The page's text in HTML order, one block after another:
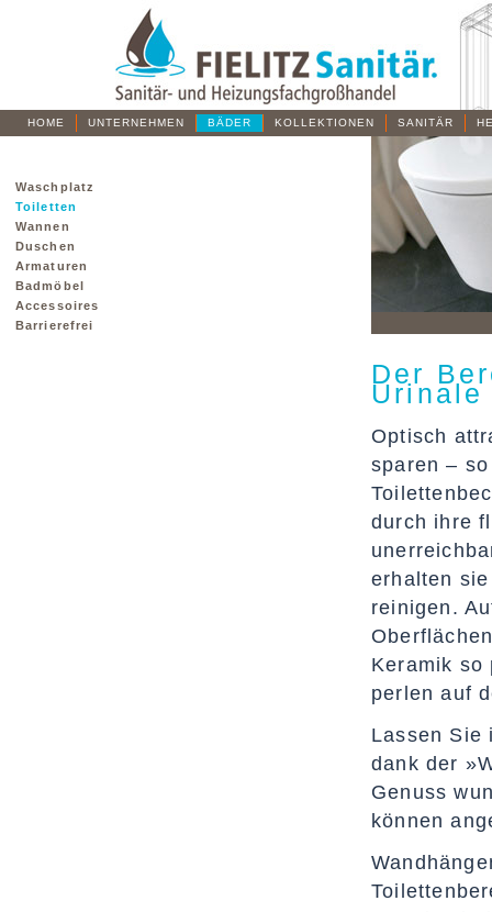
HOME UNTERNEHMEN BÄDER KOLLEKTIONEN SANITÄR
Waschplatz
Toiletten
Wannen
Duschen
Armaturen
Badmöbel
Accessoires
Barrierefrei
Der
Urinale
Optisch
sparen –
durch ihre
erhalten
reinigen.
Keramik so
perlen auf
Lassen Sie
dank der
Genuss
können